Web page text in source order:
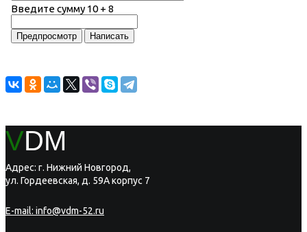
Введите сумму 10 + 8
VDM
Адрес: г. Нижний Новгород,
ул. Гордеевская, д. 59А корпус 7
E-mail: info@vdm-52.ru